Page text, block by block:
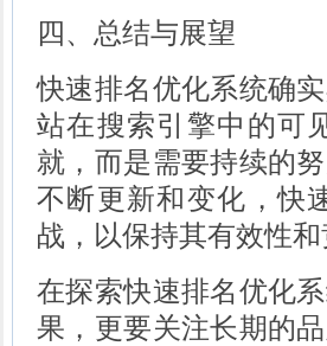
四、总结与展望
快速排名优化系统确
站在搜索引擎中的可
就，而是需要持续的
不断更新和变化，快
战，以保持其有效性和
在探索快速排名优化
果，更要关注长期的